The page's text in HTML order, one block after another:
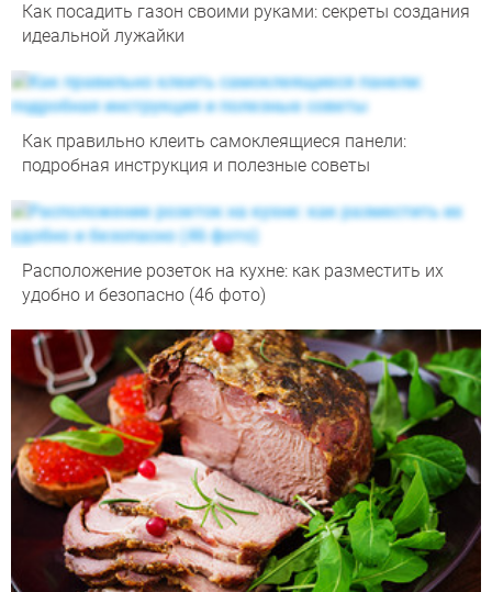
Как посадить газон своими руками: секреты создания
идеальной лужайки
Как правильно клеить самоклеящиеся панели:
подробная инструкция и полезные советы
Расположение розеток на кухне: как разместить их
удобно и безопасно (46 фото)